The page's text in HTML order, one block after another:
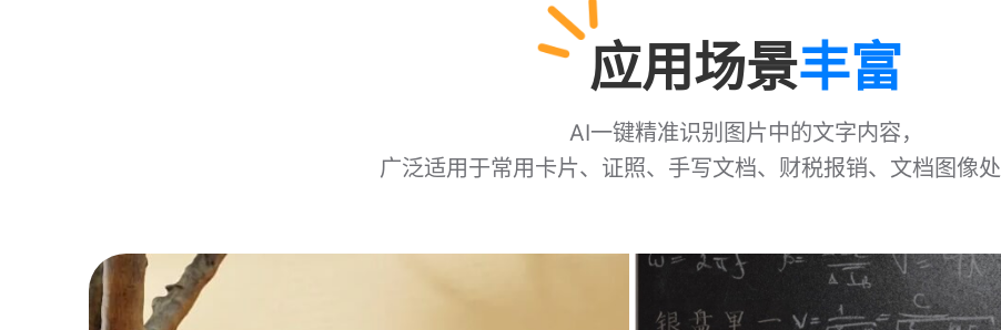
应用场景丰富
AI一键精准识别图片中的文字内容，
广泛适用于常用卡片、证照、手写文档、财税报销、文档图像处